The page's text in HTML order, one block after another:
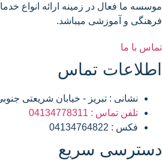
موسسه ما فعال در زمینه ارائه انواع
فرهنگی و آموزشی میباشد.
تماس با ما
اطلاعات تماس
نشانی : تبریز - خیابان شریعتی جنوبی
تلفن تماس : 04134778311
فکس : 04134764822
دسترسی سریع